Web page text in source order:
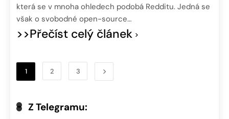
která se v mnoha ohledech podobá Redditu. Jedná se
však o svobodné open-source…
>>Přečíst celý článek
1 2 3
Z Telegramu: